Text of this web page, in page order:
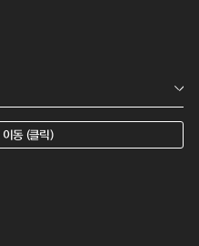
이동 (클릭)